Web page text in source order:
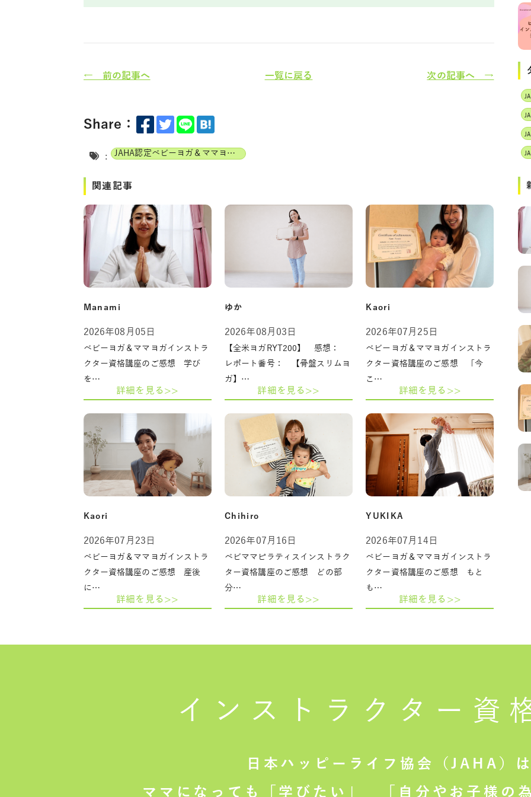
← 前の記事へ 一覧に戻る 次の記事へ →
Share：
: JAHA認定ベビーヨガ＆ママヨガインストラクター
関連記事
Manami
2026年08月05日
ベビーヨガ＆ママヨガインストラ
クター資格講座のご感想 学び
を…
詳細を見る>>
ゆか
2026年08月03日
【全米ヨガRYT200】 感想：
レポート番号： 【骨盤スリムヨ
ガ】…
詳細を見る>>
Kaori
2026年07月25日
ベビーヨガ＆ママヨガインストラ
クター資格講座のご感想 「今
こ…
詳細を見る>>
Kaori
2026年07月23日
ベビーヨガ＆ママヨガインストラ
クター資格講座のご感想 産後
に…
詳細を見る>>
Chihiro
2026年07月16日
ベビママピラティスインストラク
ター資格講座のご感想 どの部
分…
詳細を見る>>
YUKIKA
2026年07月14日
ベビーヨガ＆ママヨガインストラ
クター資格講座のご感想 もと
も…
詳細を見る>>
インストラクター 資
日本ハッピーライフ協会（JAHA）
ママになっても「学びたい」
「自分やお子様の